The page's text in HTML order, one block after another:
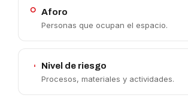
Aforo
Personas que ocupan el espacio.
Nivel de riesgo
Procesos, materiales y actividades.